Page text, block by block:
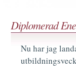
Diplomerad
Nu har jag